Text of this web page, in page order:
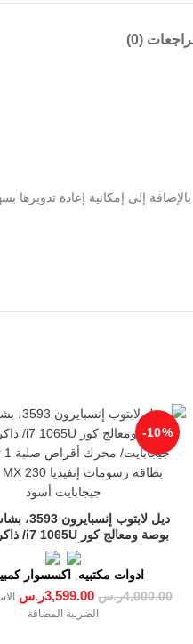
(0)
إلى إمكانية إعادة تدويرها
-10%
جيجابايت أسود
ادوات مكتبيه اكسسوار
4,000.00ر.س 3,599.00ر.س
الضريبة المضافة